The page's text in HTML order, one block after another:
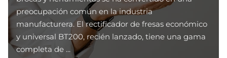
preocupación común en la industria
manufacturera. El rectificador de fresas económico
y universal BT200, recién lanzado, tiene una gama
completa de ...